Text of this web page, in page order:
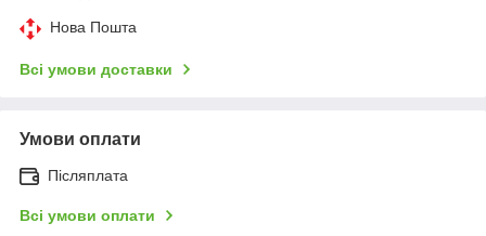
Нова Пошта
Всі умови доставки
Умови оплати
Післяплата
Всі умови оплати